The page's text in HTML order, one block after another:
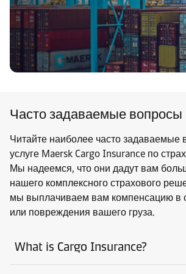
Часто задаваемые вопросы
Читайте наиболее часто задаваемые
услуге Maersk Cargo Insurance по
Мы надеемся, что они дадут вам
нашего комплексного страхового
мы выплачиваем вам компенсацию в
или повреждения вашего груза.
What is Cargo Insurance?